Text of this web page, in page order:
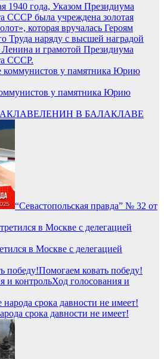
1940 года, Указом Президиума
СССР была учреждена золотая
которая вручалась Героям
Труда наряду с высшей наградой
и грамотой Президиума
СССР.
у памятника Юрию
ЛЕНИН В БАЛАКЛАВЕ
“Севастопольская правда” № 32 от
в Москве с делегацией
Помогаем ковать победу!
Ход голосования и
срока давности не имеет!